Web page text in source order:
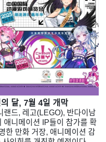
달, 7월 4일 개막
랜드, 레고(LEGO), 반다이남
니메이션 IP들이 참가를 확
한 만화 거장, 애니메이션 감